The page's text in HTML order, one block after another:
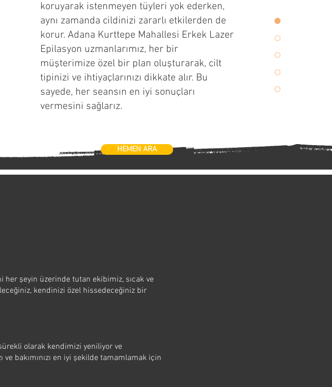
koruyarak istenmeyen tüyleri yok ederken,
aynı zamanda cildinizi zararlı etkilerden de
korur. Adana Kurttepe Mahallesi Erkek Lazer
Epilasyon uzmanlarımız, her bir
müşterimize özel bir plan oluşturarak, cilt
tipinizi ve ihtiyaçlarınızı dikkate alır. Bu
sayede, her seansın en iyi sonuçları
vermesini sağlarız.
HEMEN ARA
şeyin üzerinde tutan ekibimiz, sıcak ve
kendinizi özel hissedeceğiniz bir
olarak kendimizi yeniliyor ve
bakımınızı en iyi şekilde tamamlamak için